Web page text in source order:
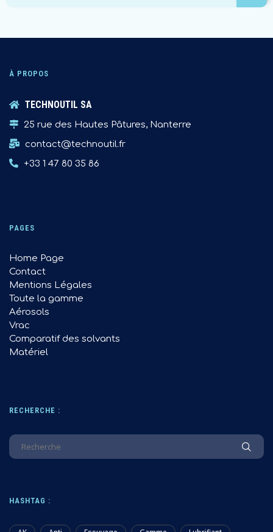
À PROPOS
TECHNOUTIL SA
25 rue des Hautes Pâtures, Nanterre
contact@technoutil.fr
+33 1 47 80 35 86
PAGES
Home Page
Contact
Mentions Légales
Toute la gamme
Aérosols
Vrac
Comparatif des solvants
Matériel
RECHERCHE :
HASHTAG :